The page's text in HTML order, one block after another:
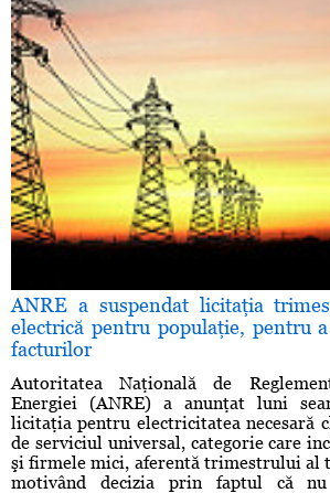
ANRE a suspendat licitaţia
electrică pentru populaţie, pentru
facturilor
Autoritatea Naţională de
Energiei (ANRE) a anunţat luni
licitaţia pentru electricitatea necesară
de serviciul universal, categorie care
şi firmele mici, aferentă trimestrului al
motivând decizia prin faptul că